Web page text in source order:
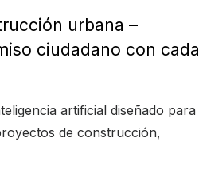
urbana –
ciudadano con cada
artificial diseñado para
de construcción,